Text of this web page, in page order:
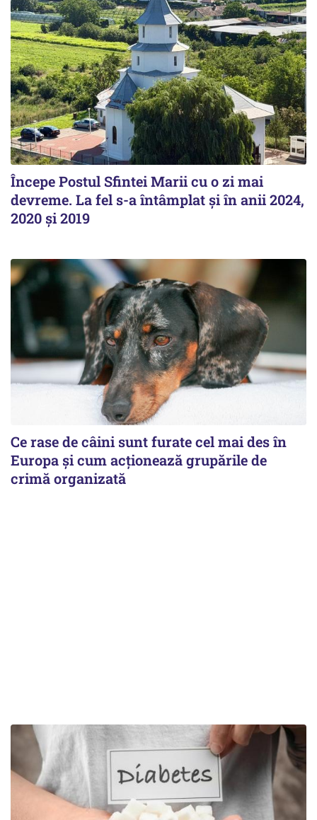
Începe Postul Sfintei Marii cu o zi mai
devreme. La fel s-a întâmplat și în anii 2024,
2020 și 2019
Ce rase de câini sunt furate cel mai des în
Europa și cum acționează grupările de
crimă organizată